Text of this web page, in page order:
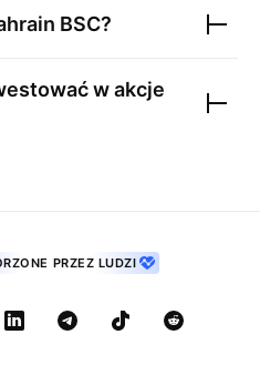
BSC?
w akcje
PRZEZ LUDZI